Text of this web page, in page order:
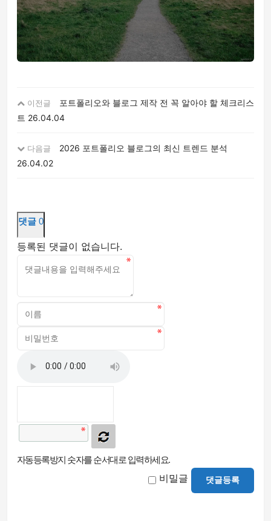
이전글
포트폴리오와 블로그 제작 전 꼭 알아야 할 체크리스
트 26.04.04
다음글
2026 포트폴리오 블로그의 최신 트렌드 분석
26.04.02
댓글 0
등록된 댓글이 없습니다.
자동등록방지 숫자를 순서대로 입력하세요.
비밀글 댓글등록